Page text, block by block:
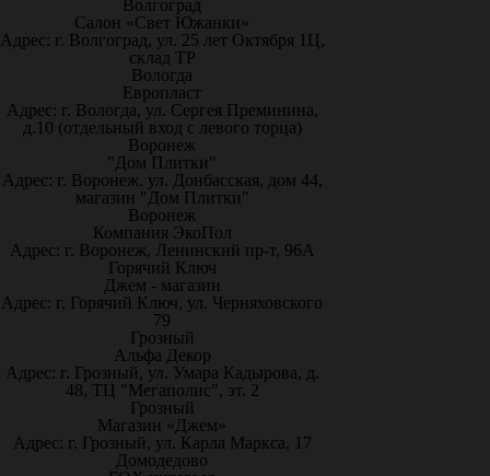
Волгоград
Салон «Свет Южанки»
Адрес: г. Волгоград, ул. 25 лет Октября 1Ц,
склад ТР
Вологда
Европласт
Адрес: г. Вологда, ул. Сергея Преминина,
д.10 (отдельный вход с левого торца)
Воронеж
"Дом Плитки"
Адрес: г. Воронеж. ул. Донбасская, дом 44,
магазин "Дом Плитки"
Воронеж
Компания ЭкоПол
Адрес: г. Воронеж, Ленинский пр-т, 96А
Горячий Ключ
Джем - магазин
Адрес: г. Горячий Ключ, ул. Черняховского
79
Грозный
Альфа Декор
Адрес: г. Грозный, ул. Умара Кадырова, д.
48, ТЦ "Мегаполис", эт. 2
Грозный
Магазин «Джем»
Адрес: г. Грозный, ул. Карла Маркса, 17
Домодедово